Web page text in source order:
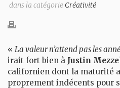
dans la catégorie Créativité
« La valeur n’attend pas les
irait fort bien à Justin
californien dont la maturité
proprement indécents pour